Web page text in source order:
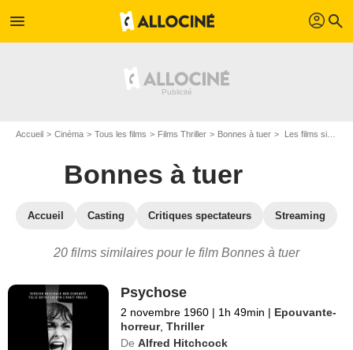
menu profil search
Accueil Cinéma Tous les films Films Thriller Bonnes à tuer Les films similaires à "Bonnes à tuer"
Bonnes à tuer
Accueil Casting Critiques spectateurs Streaming
20 films similaires pour le film Bonnes à tuer
Psychose
2 novembre 1960 | 1h 49min | Epouvante-
horreur,Thriller
De Alfred Hitchcock